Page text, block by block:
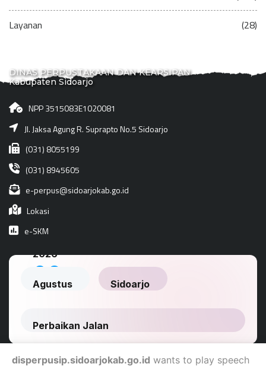
Layanan (28)
DINAS PERPUSTAKAAN DAN KEARSIPAN
Kabupaten Sidoarjo
NPP 3515083E1020081
Jl. Jaksa Agung R. Suprapto No.5 Sidoarjo
(031) 8055199
(031) 8945605
e-perpus@sidoarjokab.go.id
Lokasi
e-SKM
disperpusip.sidoarjokab.go.id wants to play speech